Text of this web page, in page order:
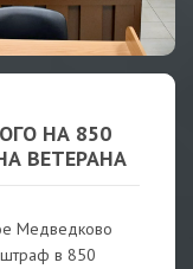
НА 850
ВЕТЕРАНА
Медведково
штраф в 850